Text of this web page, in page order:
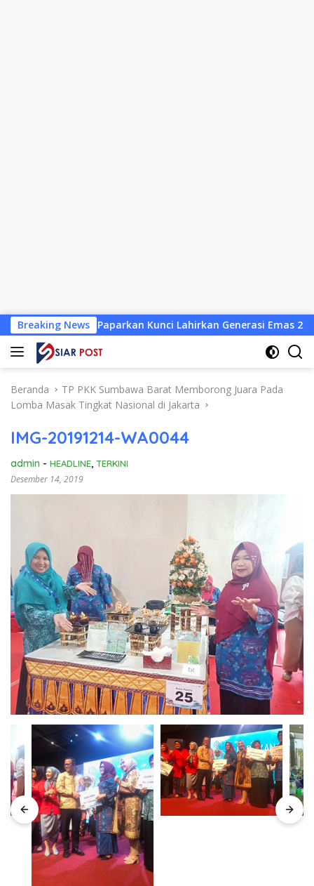
Langsung
ke
konten
Breaking News
Paparkan Kunci Lahirkan Generasi Emas 2045 Atlet
Beranda
TP PKK Sumbawa Barat Memborong Juara Pada
Lomba Masak Tingkat Nasional di Jakarta
IMG-20191214-WA0044
admin - HEADLINE, TERKINI
Desember 14, 2019